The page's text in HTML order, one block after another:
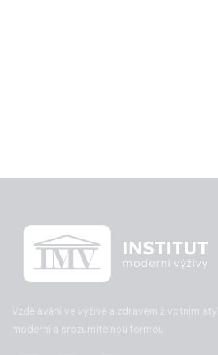
Vzdělávání ve výživě a zdravém životním
moderní a srozumitelnou formou.